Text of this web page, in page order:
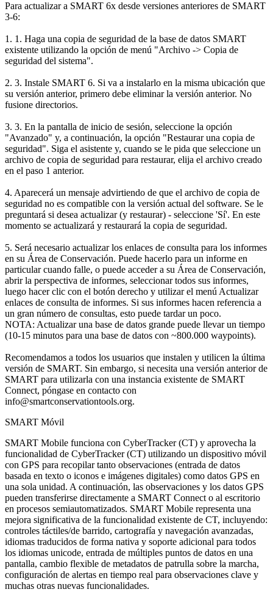
Para actualizar a SMART 6x desde versiones anteriores de SMART
3-6:
1. 1. Haga una copia de seguridad de la base de datos SMART
existente utilizando la opción de menú "Archivo -> Copia de
seguridad del sistema".
2. 3. Instale SMART 6. Si va a instalarlo en la misma ubicación que
su versión anterior, primero debe eliminar la versión anterior. No
fusione directorios.
3. 3. En la pantalla de inicio de sesión, seleccione la opción
"Avanzado" y, a continuación, la opción "Restaurar una copia de
seguridad". Siga el asistente y, cuando se le pida que seleccione un
archivo de copia de seguridad para restaurar, elija el archivo creado
en el paso 1 anterior.
4. Aparecerá un mensaje advirtiendo de que el archivo de copia de
seguridad no es compatible con la versión actual del software. Se le
preguntará si desea actualizar (y restaurar) - seleccione 'Sí'. En este
momento se actualizará y restaurará la copia de seguridad.
5. Será necesario actualizar los enlaces de consulta para los informes
en su Área de Conservación. Puede hacerlo para un informe en
particular cuando falle, o puede acceder a su Área de Conservación,
abrir la perspectiva de informes, seleccionar todos sus informes,
luego hacer clic con el botón derecho y utilizar el menú Actualizar
enlaces de consulta de informes. Si sus informes hacen referencia a
un gran número de consultas, esto puede tardar un poco.
NOTA: Actualizar una base de datos grande puede llevar un tiempo
(10-15 minutos para una base de datos con ~800.000 waypoints).
Recomendamos a todos los usuarios que instalen y utilicen la última
versión de SMART. Sin embargo, si necesita una versión anterior de
SMART para utilizarla con una instancia existente de SMART
Connect, póngase en contacto con
info@smartconservationtools.org.
SMART Móvil
SMART Mobile funciona con CyberTracker (CT) y aprovecha la
funcionalidad de CyberTracker (CT) utilizando un dispositivo móvil
con GPS para recopilar tanto observaciones (entrada de datos
basada en texto o iconos e imágenes digitales) como datos GPS en
una sola unidad. A continuación, las observaciones y los datos GPS
pueden transferirse directamente a SMART Connect o al escritorio
en procesos semiautomatizados. SMART Mobile representa una
mejora significativa de la funcionalidad existente de CT, incluyendo:
controles táctiles/de barrido, cartografía y navegación avanzadas,
idiomas traducidos de forma nativa y soporte adicional para todos
los idiomas unicode, entrada de múltiples puntos de datos en una
pantalla, cambio flexible de metadatos de patrulla sobre la marcha,
configuración de alertas en tiempo real para observaciones clave y
muchas otras nuevas funcionalidades.